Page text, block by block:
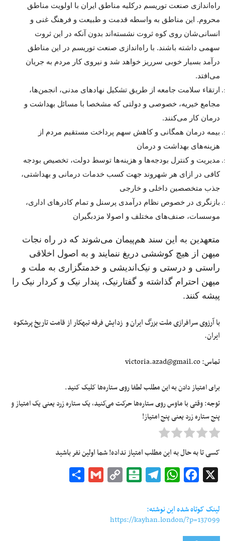
راه‌اندازی صنعت توریسم درکلیه مناطق ایران با اولویت مناطق
محروم. این مناطق به واسطه قدمت و طبیعت و فرهنگ غنی و
انسانی‌شان روی کوه ثروت نشسته‌اند بدون آنکه در این ثروت
سهمی داشته باشند. با راه‌اندازی صنعت توریسم در این مناطق
درآمد بسیار خوبی سرریز خواهد شد و نیروی کار مردم به جریان
می‌افتد.
ارتقاء سلامت جامعه از طریق تشکیل نهادهای مدنی، انجمن‌ها،
مجامع خیریه، خصوصی و دولتی که مشخصا با مسائل بهداشت و
درمان کار می‌کنند.
بیمه درمان همگانی و کاهش سهم پرداخت مستقیم مردم از
هزینه‌های بهداشت و درمان
مدیریت و کنترل بودجه‌ها و هزینه‌ها توسط دولت، تخصیص بودجه
کافی در ازای هر شهروند جهت کسب خدمات درمانی و بهداشتی،
جذب متخصصین داخلی و خارجی
بازنگری در خصوص نظام درآمدی پرسنل و تمام کادرهای اداری،
موسسات، صنف‌های مختلف و اصولا مزدبگیران
متعهدین به این سند هم‌پیمان می‌شوند که در راه نجات
میهن از هیچ کوششی دریغ ننمایند و به اصول اخلاقی
راستی و درستی و نیک‌اندیشی و خدمتگزاری به ملت و
میهن احترام گذاشته و گفتارنیک، پندار نیک و کردار نیک را
پیشه کنند.
با آرزوی سرافرازی ملت بزرگ ایران و زدایش فرقه تبهکار از قامت تاریخ پرشکوه
ایران.
تماس:victoria.azad@gmail.co
برای امتیاز دادن به این مطلب لطفا روی ستاره‌ها کلیک کنید.
توجه: وقتی با ماوس روی ستاره‌ها حرکت می‌کنید، یک ستاره زرد یعنی یک امتیاز و
پنج ستاره زرد یعنی پنج امتیاز!
کسی تا به حال به این مطلب امتیاز نداده! شما اولین نفر باشید
Facebook
WhatsApp
Telegram
Balatarin
Copy
Gmail
لینک کوتاه شده این نوشته:
https://kayhan.london/?p=137099